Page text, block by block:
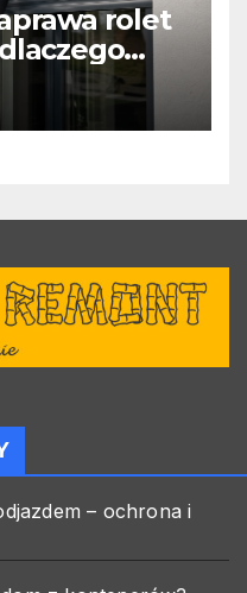
rolet
– ochrona i